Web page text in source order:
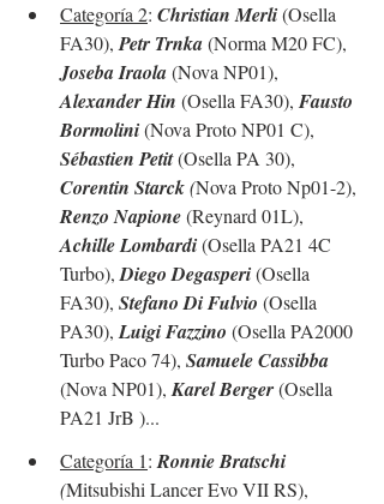
Categoría 2: Christian Merli (Osella
FA30), Petr Trnka (Norma M20 FC),
Joseba Iraola (Nova NP01),
Alexander Hin (Osella FA30), Fausto
Bormolini (Nova Proto NP01 C),
Sébastien Petit (Osella PA 30),
Corentin Starck (Nova Proto Np01-2),
Renzo Napione (Reynard 01L),
Achille Lombardi (Osella PA21 4C
Turbo), Diego Degasperi (Osella
FA30), Stefano Di Fulvio (Osella
PA30), Luigi Fazzino (Osella PA2000
Turbo Paco 74), Samuele Cassibba
(Nova NP01), Karel Berger (Osella
PA21 JrB )...
Categoría 1: Ronnie Bratschi
(Mitsubishi Lancer Evo VII RS),